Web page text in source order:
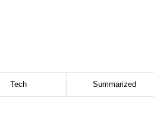
Tech Summarized